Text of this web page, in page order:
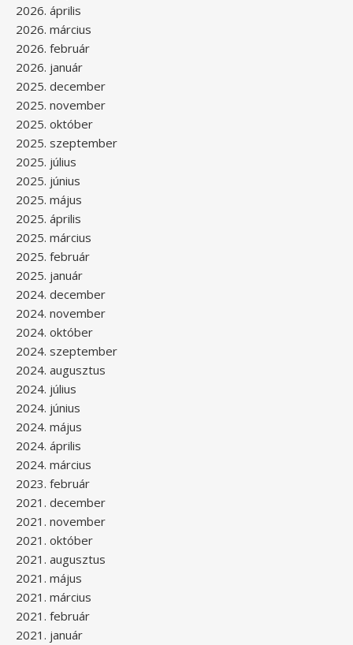
2026. április
2026. március
2026. február
2026. január
2025. december
2025. november
2025. október
2025. szeptember
2025. július
2025. június
2025. május
2025. április
2025. március
2025. február
2025. január
2024. december
2024. november
2024. október
2024. szeptember
2024. augusztus
2024. július
2024. június
2024. május
2024. április
2024. március
2023. február
2021. december
2021. november
2021. október
2021. augusztus
2021. május
2021. március
2021. február
2021. január